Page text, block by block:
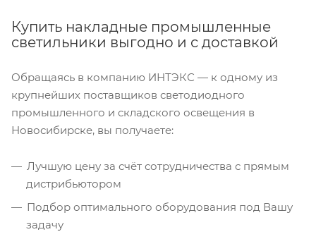
Купить накладные промышленные
светильники выгодно и с доставкой
Обращаясь в компанию ИНТЭКС — к одному из
крупнейших поставщиков светодиодного
промышленного и складского освещения в
Новосибирске, вы получаете:
Лучшую цену за счёт сотрудничества с прямым
дистрибьютором
Подбор оптимального оборудования под Вашу
задачу